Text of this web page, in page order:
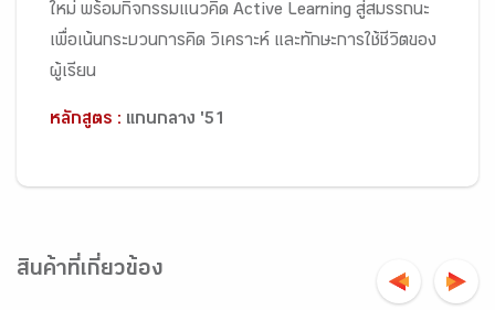
ใหม่ พร้อมกิจกรรมแนวคิด Active Learning สู่สมรรถนะ
เพื่อเน้นกระบวนการคิด วิเคราะห์ และทักษะการใช้ชีวิตของ
ผู้เรียน
หลักสูตร : แกนกลาง '51
สินค้าที่เกี่ยวข้อง